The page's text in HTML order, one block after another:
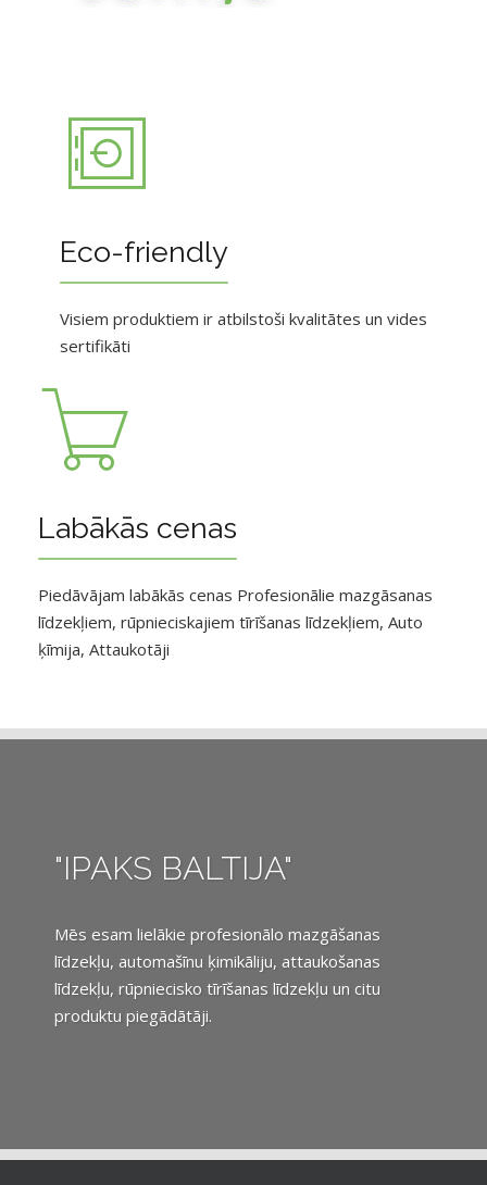
Eco-friendly
Visiem produktiem ir atbilstoši kvalitātes un vides
sertifikāti
Labākās cenas
Piedāvājam labākās cenas Profesionālie mazgāsanas
līdzekļiem, rūpnieciskajiem tīrīšanas līdzekļiem, Auto
ķīmija, Attaukotāji
"IPAKS BALTIJA"
Mēs esam lielākie profesionālo mazgāšanas
līdzekļu, automašīnu ķimikāliju, attaukošanas
līdzekļu, rūpniecisko tīrīšanas līdzekļu un citu
produktu piegādātāji.